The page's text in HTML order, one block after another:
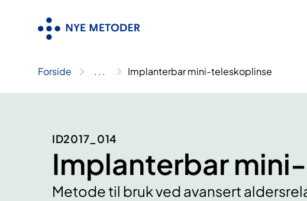
Forside .. . Implanterbar mini-teleskoplinse
ID2017_014
Implanterbar
Metode til bruk ved avansert